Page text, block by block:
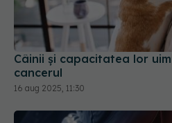
Câinii și capacitatea lor
cancerul
16 aug 2025, 11:30